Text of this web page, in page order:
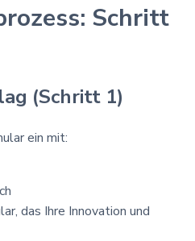
Schritt
(Schritt 1)
ein mit:
das Ihre Innovation und